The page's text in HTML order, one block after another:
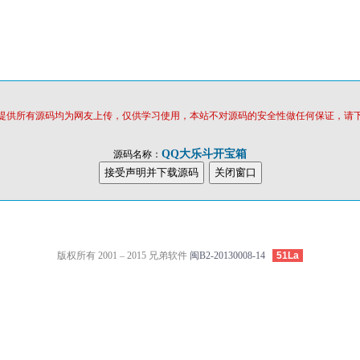
供所有源码均为网友上传，仅供学习使用，本站不对源码的安全性做任何保证，请
源码名称： QQ大乐斗开宝箱
版权所有 2001 – 2015 兄弟软件 闽B2-20130008-14 51La